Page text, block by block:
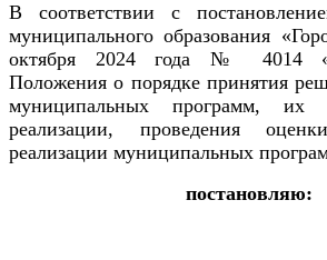
В соответствии с
муниципального образования
октября 2024 года № 4014
Положения о порядке принятия
муниципальных программ, их
реализации, проведения
реализации муниципальных
постановляю: